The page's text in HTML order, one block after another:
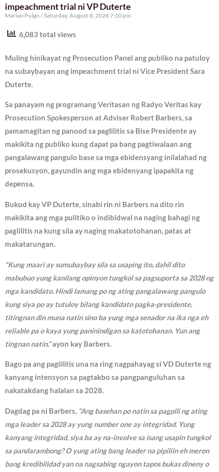
impeachment trial ni VP Duterte
Marian Pulgo Saturday, August 8, 2026 7:10 pm
6,083 total views
Muling hinikayat ng Prosecution Panel ang publiko na patuloy
na subaybayan ang impeachment trial ni Vice President Sara
Duterte.
Sa panayam ng programang Veritasan ng Radyo Veritas kay
Prosecution Spokesperson at Adviser Robert Barbers, sa
pamamagitan ng panood sa paglilitis sa Bise Presidente ay
makikita ng publiko kung dapat pa bang pagtiwalaan ang
pangalawang pangulo base sa mga ebidensyang inilalahad ng
prosekusyon, gayundin ang mga ebidenyang ipapakita ng
depensa.
Bukod kay VP Duterte, sinabi rin ni Barbers na dito rin
makikita ang mga pulitiko o indibidwal na naging bahagi ng
paglilitis na kung sila ay naging makatotohanan, patas at
makatarungan.
“Kung maari ay sumubaybay sila sa usaping ito, dahil dito
mabubuo yung kanilang opinyon tungkol sa pagsuporta sa 2028 ng
mga kandidato. Hindi lamang po ng ating pangalawang pangulo
kung siya po ay tutuloy bilang kandidato pagka-presidente,
titingnan din muna natin sino ba yung mga senador na ika nga eh
reliable pa o kaya yung paninindigan sa katotohanan. Yun ang
tingnan natin,”ayon kay Barbers.
Bago pa ang paglilitis una na ring nagpahayag si VD Duterte ng
kanyang intensyon sa pagtakbo sa pangpanguluhan sa
nakatakdang halalan sa 2028.
Dagdag pa ni Barbers, “Ang basehan po natin sa pagpili ng ating
mga leader sa 2028 ay yung number one ay integridad. Yung
kanyang integridad, siya ba ay na-involve sa isang usapin tungkol
sa pandarambong? O yung ating bang leader na pipiliin eh meron
bang kredibilidad yan na nagsabing ngayon tapos bukas dineny o